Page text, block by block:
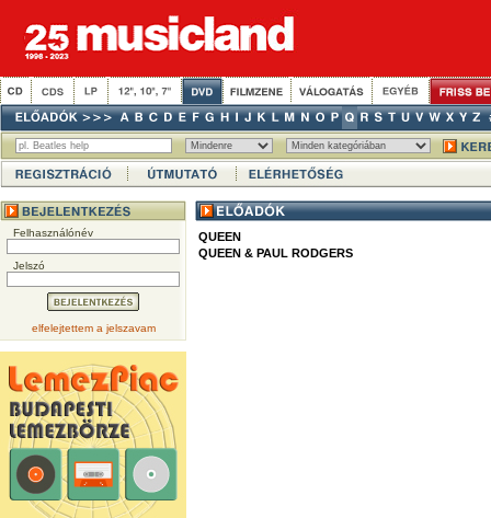
Felhasználónév
Jelszó
elfelejtettem a jelszavam
QUEEN
QUEEN & PAUL RODGERS